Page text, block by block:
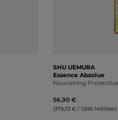
SHU UEMURA
Essence Absolue
Nourishing
56,90 €
(379,33 € / 1000 Milliliter)